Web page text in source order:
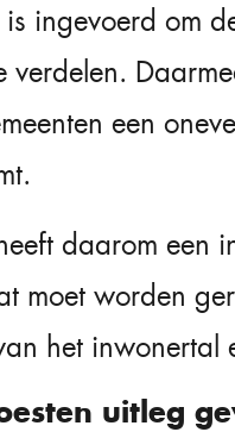
ingevoerd om
een
daarom een
moet worden
het
uitleg